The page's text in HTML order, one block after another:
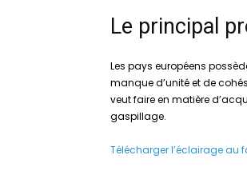
Le principal
Les pays européens
manque d’unité et de
veut faire en matière
gaspillage.
Télécharger l’éclairage au